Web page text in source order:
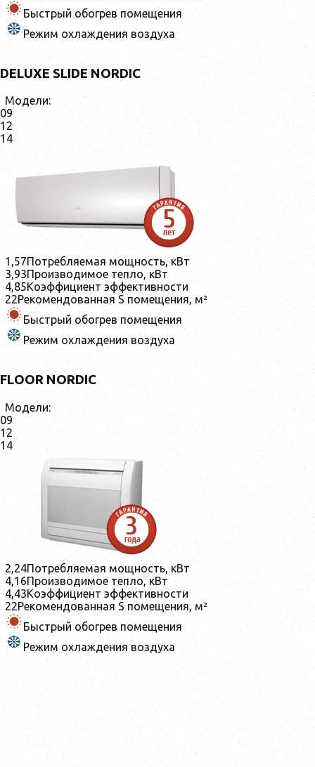
Быстрый обогрев помещения
Режим охлаждения воздуха
DELUXE SLIDE NORDIC
Модели:
09
12
14
1,57Потребляемая мощность, кВт
3,93Производимое тепло, кВт
4,85Коэффициент эффективности
22Рекомендованная S помещения, м²
Быстрый обогрев помещения
Режим охлаждения воздуха
FLOOR NORDIC
Модели:
09
12
14
2,24Потребляемая мощность, кВт
4,16Производимое тепло, кВт
4,43Коэффициент эффективности
22Рекомендованная S помещения, м²
Быстрый обогрев помещения
Режим охлаждения воздуха